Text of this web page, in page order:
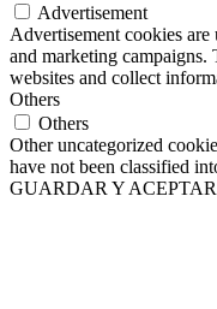
Advertisement
Advertisement cookies
and marketing campaigns.
websites and collect
Others
Others
Other uncategorized
have not been classified
GUARDAR Y ACEPTAR